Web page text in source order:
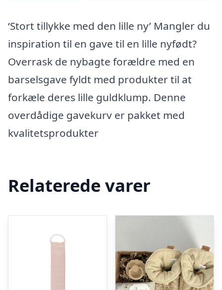
‘Stort tillykke med den lille ny’ Mangler du
inspiration til en gave til en lille nyfødt?
Overrask de nybagte forældre med en
barselsgave fyldt med produkter til at
forkæle deres lille guldklump. Denne
overdådige gavekurv er pakket med
kvalitetsprodukter
Relaterede varer